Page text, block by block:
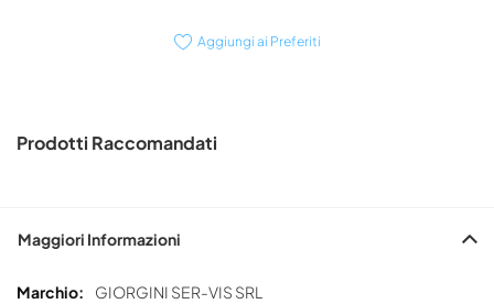
Aggiungi ai Preferiti
Prodotti Raccomandati
Maggiori Informazioni
Maggiori
GIORGINI SER-VIS SRL